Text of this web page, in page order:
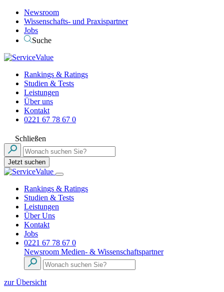
Newsroom
Wissenschafts- und Praxispartner
Jobs
Suche
Rankings & Ratings
Studien & Tests
Leistungen
Über uns
Kontakt
0221 67 78 67 0
Schließen
Jetzt suchen
Rankings & Ratings
Studien & Tests
Leistungen
Über Uns
Kontakt
Jobs
0221 67 78 67 0
Newsroom Medien- & Wissenschaftspartner
zur Übersicht